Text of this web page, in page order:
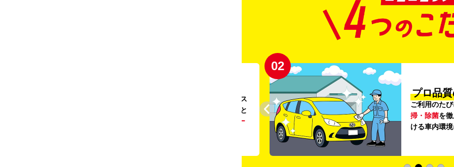
。ガソリンス
タンドや整備工場の既存インフラを活用すること
リー
02
プロ品
ご利用のた
掃・除菌を
ける車内環